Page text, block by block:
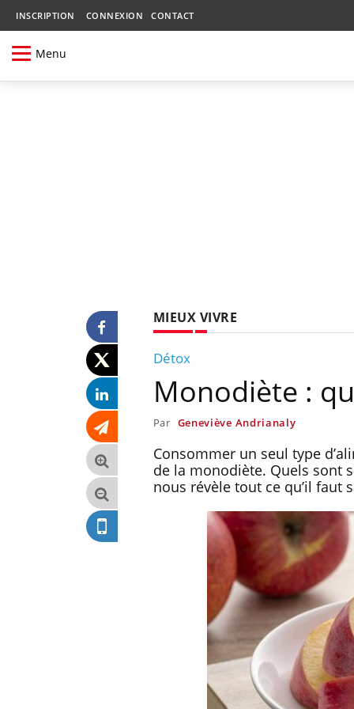
INSCRIPTION CONNEXION CONTACT
Menu
MIEUX VIVRE
Détox
Monodiète :
Par Geneviève Andrianaly
Consommer un seul type
de la monodiète. Quels sont
nous révèle tout ce qu’il faut